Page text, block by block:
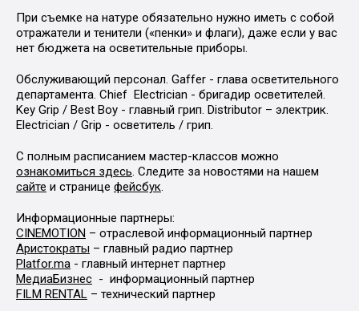
При съемке на натуре обязательно нужно иметь с собой
отражатели и тенители («пенки» и флаги), даже если у вас
нет бюджета на осветительные приборы.
Обслуживающий персонал. Gaffer - глава осветительного
департамента. Chief Electrician - бригадир осветителей.
Key Grip / Best Boy - главный грип. Distributor – электрик.
Electrician / Grip - осветитель / грип.
С полным расписанием мастер-классов можно
ознакомиться здесь. Следите за новостями на нашем
сайте и странице фейсбук.
Информационные партнеры:
CINEMOTION – отраслевой информационный партнер
Аристократы – главный радио партнер
Platfor.ma - главный интернет партнер
МедиаБизнес - информационный партнер
FILM RENTAL – технический партнер